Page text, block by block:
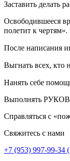
Заставить делать
Освободившееся
полетит к
После написания
Выгнать всех, кто
Нанять себе
Выполнять
Справляться с
Свяжитесь с нами
+7 (953) 997-99-34